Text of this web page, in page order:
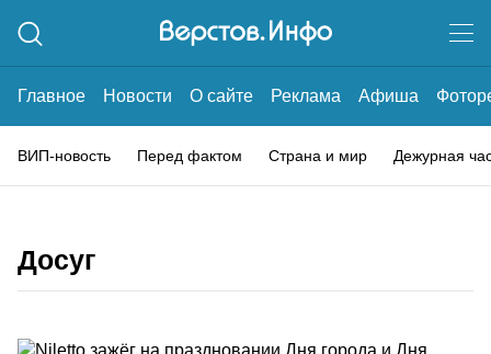
Главное Новости О сайте Реклама Афиша
ВИП-новость Перед фактом Страна и мир Дежурная
Досуг